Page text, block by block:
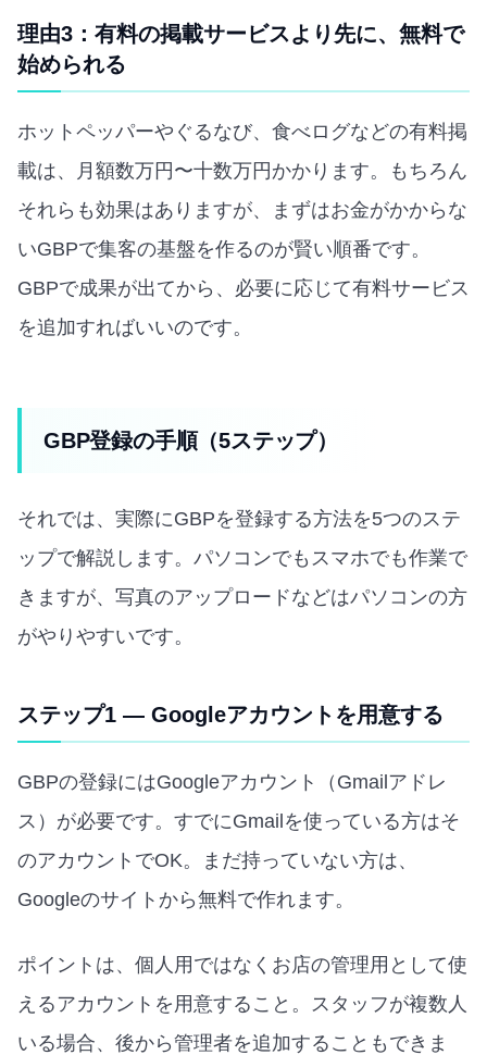
理由3：有料の掲載サービスより先に、無料で
始められる
ホットペッパーやぐるなび、食べログなどの有料掲
載は、月額数万円〜十数万円かかります。もちろん
それらも効果はありますが、まずはお金がかからな
いGBPで集客の基盤を作るのが賢い順番です。
GBPで成果が出てから、必要に応じて有料サービス
を追加すればいいのです。
GBP登録の手順（5ステップ）
それでは、実際にGBPを登録する方法を5つのステ
ップで解説します。パソコンでもスマホでも作業で
きますが、写真のアップロードなどはパソコンの方
がやりやすいです。
ステップ1 — Googleアカウントを用意する
GBPの登録にはGoogleアカウント（Gmailアドレ
ス）が必要です。すでにGmailを使っている方はそ
のアカウントでOK。まだ持っていない方は、
Googleのサイトから無料で作れます。
ポイントは、個人用ではなくお店の管理用として使
えるアカウントを用意すること。スタッフが複数人
いる場合、後から管理者を追加することもできま